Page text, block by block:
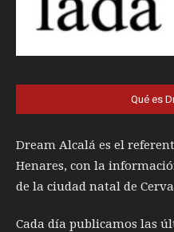
Qué es
Dream Alcalá es el
Henares, con la
de la ciudad natal de
Cada día publicamos las